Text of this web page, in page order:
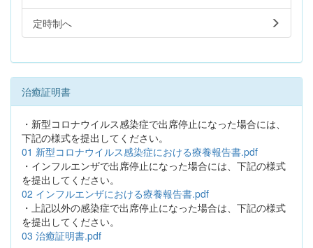
定時制へ
治癒証明書
・新型コロナウイルス感染症で出席停止になった場合には、
下記の様式を提出してください。
01 新型コロナウイルス感染症における療養報告書.pdf
・インフルエンザで出席停止になった場合には、下記の様式
を提出してください。
02 インフルエンザにおける療養報告書.pdf
・上記以外の感染症で出席停止になった場合は、下記の様式
を提出してください。
03 治癒証明書.pdf